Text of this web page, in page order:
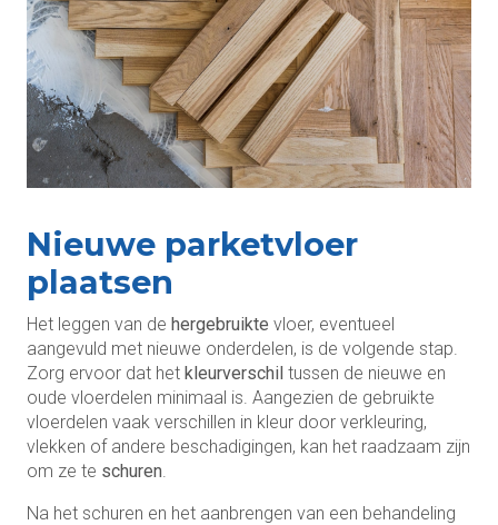
Nieuwe parketvloer
plaatsen
Het leggen van de hergebruikte vloer, eventueel
aangevuld met nieuwe onderdelen, is de volgende stap.
Zorg ervoor dat het kleurverschil tussen de nieuwe en
oude vloerdelen minimaal is. Aangezien de gebruikte
vloerdelen vaak verschillen in kleur door verkleuring,
vlekken of andere beschadigingen, kan het raadzaam zijn
om ze te schuren
Na het schuren en het aanbrengen van een behandeling